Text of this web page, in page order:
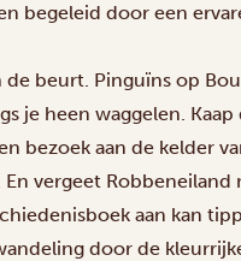
begeleid door een
de beurt. Pinguïns op
je heen waggelen.
bezoek aan de kelder
vergeet
aan kan
door de